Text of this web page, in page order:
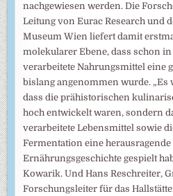
nachgewiesen werden. Die
Leitung von Eurac Research und
Museum Wien liefert damit
molekularer Ebene, dass schon
verarbeitete Nahrungsmittel eine
bislang angenommen wurde.
dass die prähistorischen
hoch entwickelt waren, sondern
verarbeitete Lebensmittel sowie
Fermentation eine
Ernährungsgeschichte gespielt
Kowarik. Und Hans Reschreiter,
Forschungsleiter für das